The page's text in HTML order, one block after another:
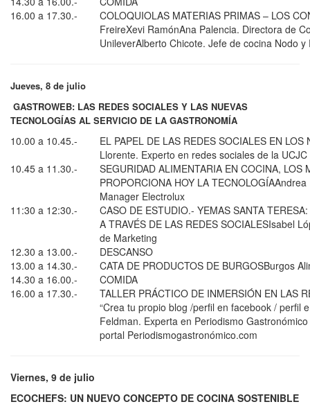
16.00 a 17.30.-
COLOQUIOLAS MATERIAS PRIMAS – LOS
FreireXevi RamónAna Palencia. Directora de
UnileverAlberto Chicote. Jefe de cocina Nodo y
Jueves, 8 de julio
GASTROWEB: LAS REDES SOCIALES Y LAS NUEVAS
TECNOLOGÍAS AL SERVICIO DE LA GASTRONOMÍA
10.00 a 10.45.-
EL PAPEL DE LAS REDES SOCIALES EN
Llorente. Experto en redes sociales de la UCJC
10.45 a 11.30.-
SEGURIDAD ALIMENTARIA EN COCINA, LOS
PROPORCIONA HOY LA
Manager Electrolux
11:30 a 12:30.-
CASO DE ESTUDIO.- YEMAS SANTA
A TRAVÉS DE LAS REDES SOCIALESIsabel
de Marketing
12.30 a 13.00.-
DESCANSO
13.00 a 14.30.-
CATA DE PRODUCTOS DE BURGOSBurgos
14.30 a 16.00.-
COMIDA
16.00 a 17.30.-
TALLER PRÁCTICO DE INMERSIÓN EN LAS
“Crea tu propio blog /perfil en facebook / perfil
Feldman. Experta en Periodismo
portal Periodismogastronómico.com
Viernes, 9 de julio
ECOCHEFS: UN NUEVO CONCEPTO DE COCINA SOSTENIBLE